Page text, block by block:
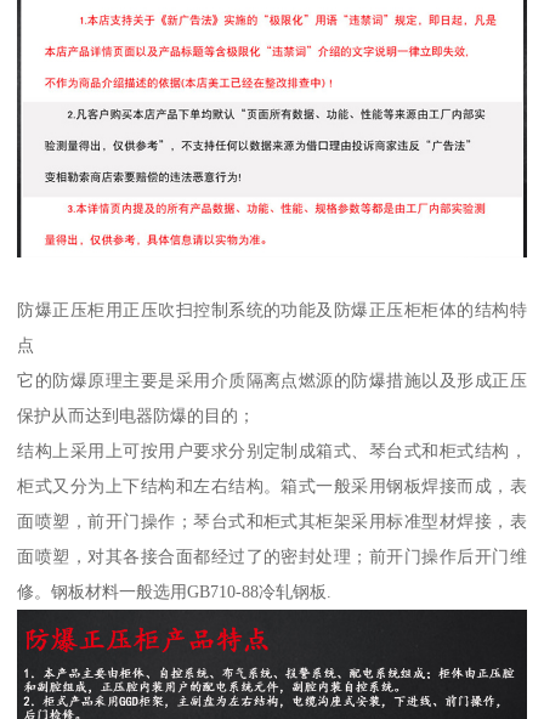
防爆正压柜用正压吹扫控制系统的功能及防爆正压柜柜体的结构特
点
它的防爆原理主要是采用介质隔离点燃源的防爆措施以及形成正压
保护从而达到电器防爆的目的；
结构上采用上可按用户要求分别定制成箱式、琴台式和柜式结构，
柜式又分为上下结构和左右结构。箱式一般采用钢板焊接而成，表
面喷塑，前开门操作；琴台式和柜式其柜架采用标准型材焊接，表
面喷塑，对其各接合面都经过了的密封处理；前开门操作后开门维
修。钢板材料一般选用GB710-88冷轧钢板.